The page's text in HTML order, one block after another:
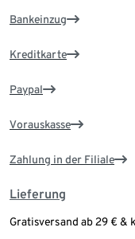
Bankeinzug
Kreditkarte
Paypal
Vorauskasse
Zahlung in der Filiale
Lieferung
Gratisversand ab 29 € &